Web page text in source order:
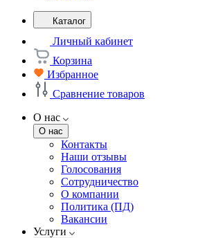
Каталог
Личный кабинет
Корзина
Избранное
Сравнение товаров
О нас
О нас
Контакты
Наши отзывы
Голосования
Сотрудничество
О компании
Политика (ПД)
Вакансии
Услуги